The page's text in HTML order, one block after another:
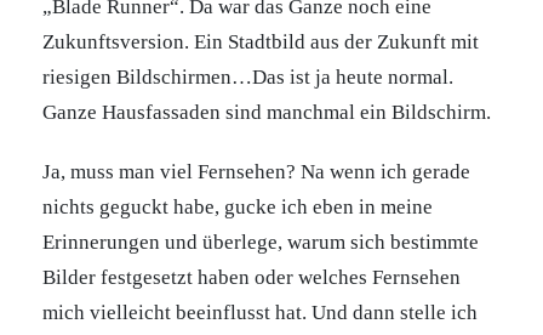
„Blade Runner“. Da war das Ganze noch eine
Zukunftsversion. Ein Stadtbild aus der Zukunft mit
riesigen Bildschirmen…Das ist ja heute normal.
Ganze Hausfassaden sind manchmal ein Bildschirm.
Ja, muss man viel Fernsehen? Na wenn ich gerade
nichts geguckt habe, gucke ich eben in meine
Erinnerungen und überlege, warum sich bestimmte
Bilder festgesetzt haben oder welches Fernsehen
mich vielleicht beeinflusst hat. Und dann stelle ich